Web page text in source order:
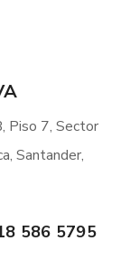
Piso 7, Sector
Santander,
586 5795